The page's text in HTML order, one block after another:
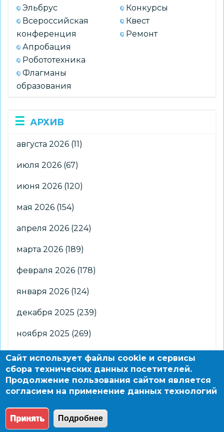
Эльбрус
Всероссийская
конференция
Апробация
Робототехника
Флагманы
образования
Конкурсы
Квест
Ремонт
АРХИВ
августа 2026 (11)
июля 2026 (67)
июня 2026 (120)
мая 2026 (154)
апреля 2026 (224)
марта 2026 (189)
февраля 2026 (178)
января 2026 (124)
декабря 2025 (239)
ноября 2025 (269)
октября 2025(266)
сентября 2025 (176)
августа 2025 (2)
Сайт использует файлы cookie и сервисы
сбора технических данных посетителей.
Продолжение пользования сайтом является
согласием на применение данных технологий
Принять Подробнее